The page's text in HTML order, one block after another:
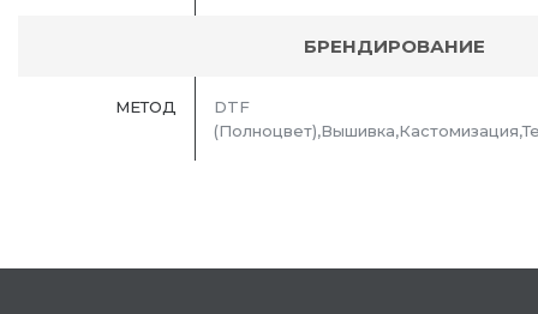
БРЕНДИРОВАНИЕ
МЕТОД
DTF